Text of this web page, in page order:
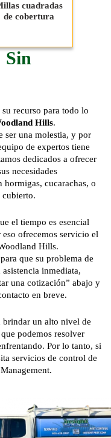
Sin
recurso para todo lo
Hills.
ser una molestia, y por
de expertos tiene
dedicados a ofrecer
necesidades
hormigas, cucarachas, o
cubierto.
el tiempo es esencial
ofrecemos servicio el
Hills.
que su problema de
inmediata,
una cotización” abajo y
en breve.
brindar un alto nivel de
podemos resolver
Por lo tanto, si
servicios de control de
cuadradas
de cobertura